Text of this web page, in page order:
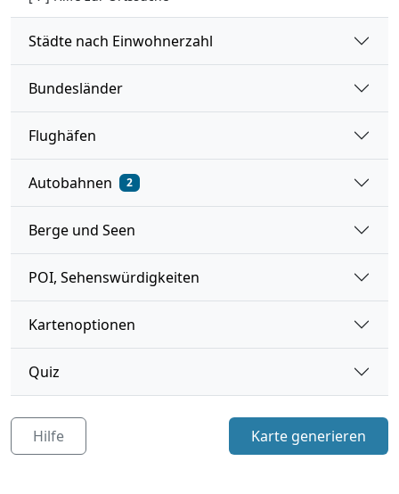
Städte nach Einwohnerzahl
Bundesländer
Flughäfen
Autobahnen 2
Berge und Seen
POI, Sehenswürdigkeiten
Kartenoptionen
Quiz
Karte generieren
Hilfe